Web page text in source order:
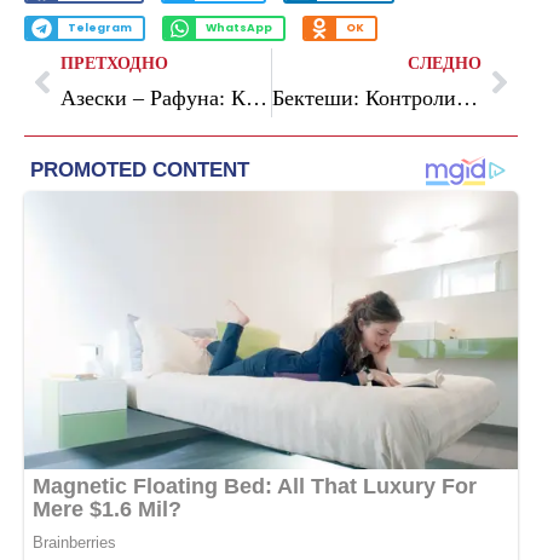
Telegram WhatsApp OK
ПРЕТХОДНО
Азески – Рафуна: Клучна опасност за економиите во овој момент се инфлацијата и владеењето на правото
СЛЕДНО
Бектеши: Контролите на зелените пазари ќе продолжат, граѓаните да пријавуваат нерегуларности